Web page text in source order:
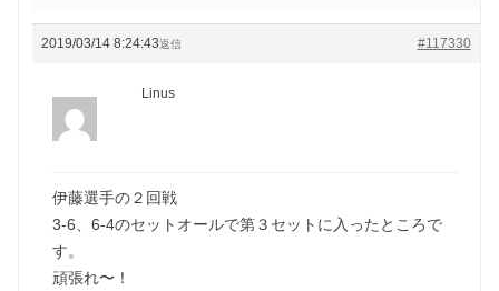
2019/03/14 8:24:43 #117330
返信
Linus
伊藤選手の２回戦
3-6、6-4のセットオールで第３セットに入ったところで
す。
頑張れ〜！